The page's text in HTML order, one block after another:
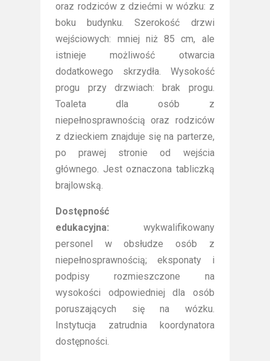
oraz rodziców z dziećmi w wózku: z
boku budynku. Szerokość drzwi
wejściowych: mniej niż 85 cm, ale
istnieje możliwość otwarcia
dodatkowego skrzydła. Wysokość
progu przy drzwiach: brak progu.
Toaleta dla osób z
niepełnosprawnością oraz rodziców
z dzieckiem znajduje się na parterze,
po prawej stronie od wejścia
głównego. Jest oznaczona tabliczką
brajlowską.
Dostępność
edukacyjna: wykwalifikowany
personel w obsłudze osób z
niepełnosprawnością; eksponaty i
podpisy rozmieszczone na
wysokości odpowiedniej dla osób
poruszających się na wózku.
Instytucja zatrudnia koordynatora
dostępności.